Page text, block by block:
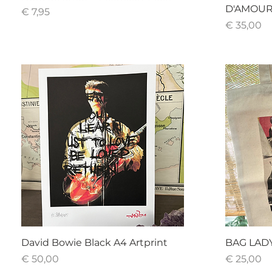
Prijs
€ 7,95
D'AMOUR
Prijs
€ 35,00
David Bowie Black A4 Artprint
Prijs
€ 50,00
BAG
Prijs
€ 25,00